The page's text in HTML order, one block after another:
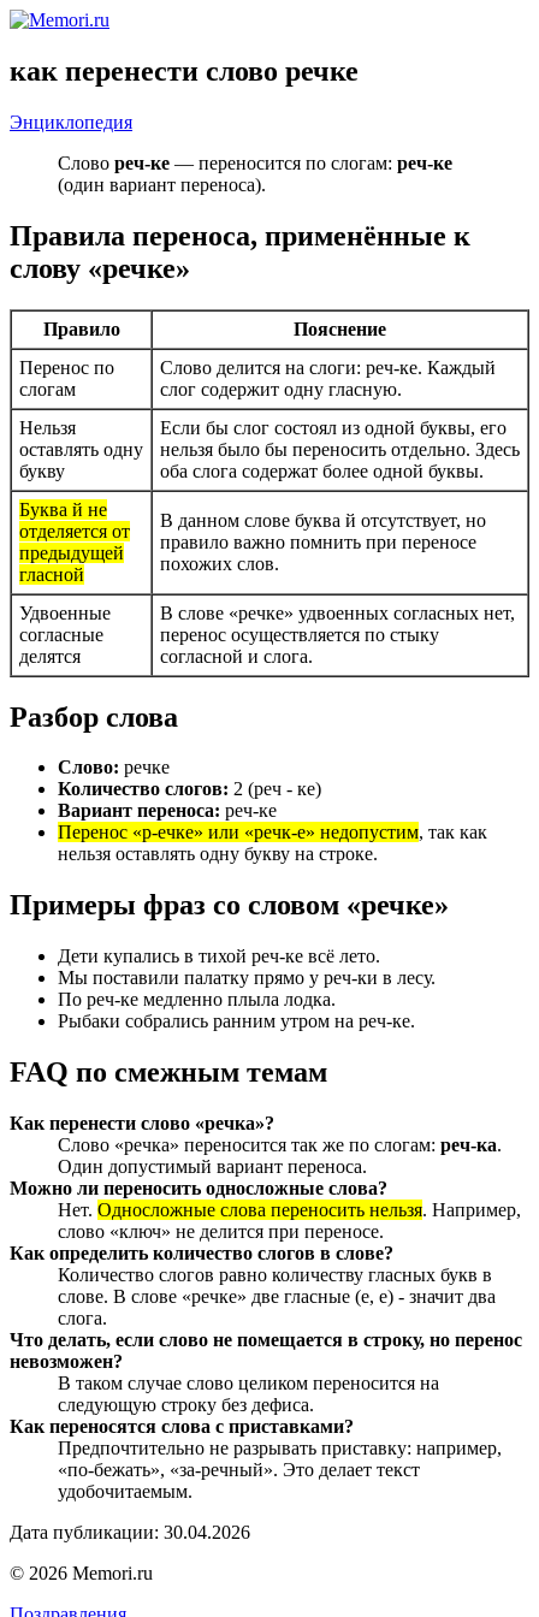
как перенести слово речке
Энциклопедия
Слово реч-ке — переносится по слогам: реч-ке
(один вариант переноса).
Правила переноса, применённые к
слову «речке»
Правило
Пояснение
Перенос по
слогам
Слово делится на слоги: реч-ке. Каждый
слог содержит одну гласную.
Нельзя
оставлять одну
букву
Если бы слог состоял из одной буквы, его
нельзя было бы переносить отдельно. Здесь
оба слога содержат более одной буквы.
Буква й не
отделяется от
предыдущей
гласной
В данном слове буква й отсутствует, но
правило важно помнить при переносе
похожих слов.
Удвоенные
согласные
делятся
В слове «речке» удвоенных согласных нет,
перенос осуществляется по стыку
согласной и слога.
Разбор слова
Слово: речке
Количество слогов: 2 (реч - ке)
Вариант переноса: реч-ке
Перенос «р-ечке» или «речк-е» недопустим, так как
нельзя оставлять одну букву на строке.
Примеры фраз со словом «речке»
Дети купались в тихой реч-ке всё лето.
Мы поставили палатку прямо у реч-ки в лесу.
По реч-ке медленно плыла лодка.
Рыбаки собрались ранним утром на реч-ке.
FAQ по смежным темам
Как перенести слово «речка»?
Слово «речка» переносится так же по слогам: реч-ка.
Один допустимый вариант переноса.
Можно ли переносить односложные слова?
Нет. Односложные слова переносить нельзя. Например,
слово «ключ» не делится при переносе.
Как определить количество слогов в слове?
Количество слогов равно количеству гласных букв в
слове. В слове «речке» две гласные (е, е) - значит два
слога.
Что делать, если слово не помещается в строку, но перенос
невозможен?
В таком случае слово целиком переносится на
следующую строку без дефиса.
Как переносятся слова с приставками?
Предпочтительно не разрывать приставку: например,
«по-бежать», «за-речный». Это делает текст
удобочитаемым.
Дата публикации: 30.04.2026
© 2026 Memori.ru